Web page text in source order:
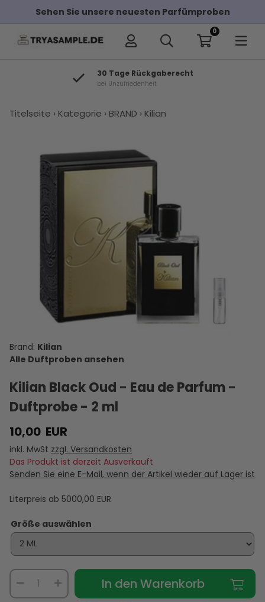
Sehen Sie unsere neuesten Parfümproben
0
30 Tage Rückgaberecht
bei Unzufriedenheit
Andere Kunden haben diese auch
Vodka on
the Rocks -
Eau de
Parfum -
Duftprobe
16,95 €
VERSANDKOSTEN
Amber Oud
VERSANDKOSTEN
Kilian
Intoxicated
Duftprobe
- 2 ml
16,95 €
VERSANDKOSTEN
Kilian Musk
Oud - Eau
de Parfum
-
Duftprobe
VERSANDKOSTEN
de Parfum
Duftprobe
- 2 ml
10,00 €
Titelseite › Kategorie › BRAND › Kilian
Kilian
Alle Duftproben ansehen
Kilian Black Oud - Eau de Parfum -
Duftprobe - 2 ml
10,00EUR
inkl. MwSt zzgl. Versandkosten
Das Produkt ist derzeit Ausverkauft
Senden Sie eine E-Mail, wenn der Artikel wieder auf Lager ist
Literpreis ab 5000,00 EUR
Größe auswählen
In den Warenkorb